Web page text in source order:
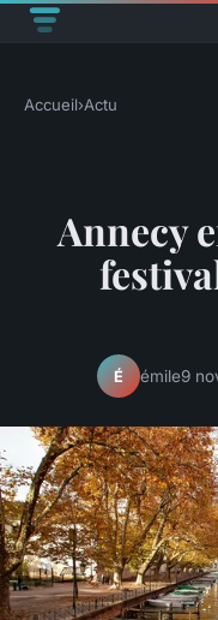
Accueil›Actu
Annecy
É émile9